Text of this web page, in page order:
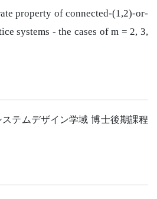
property of connected-(1,2)-or-
systems - the cases of m = 2, 3,
テムデザイン学域 博士後期課程